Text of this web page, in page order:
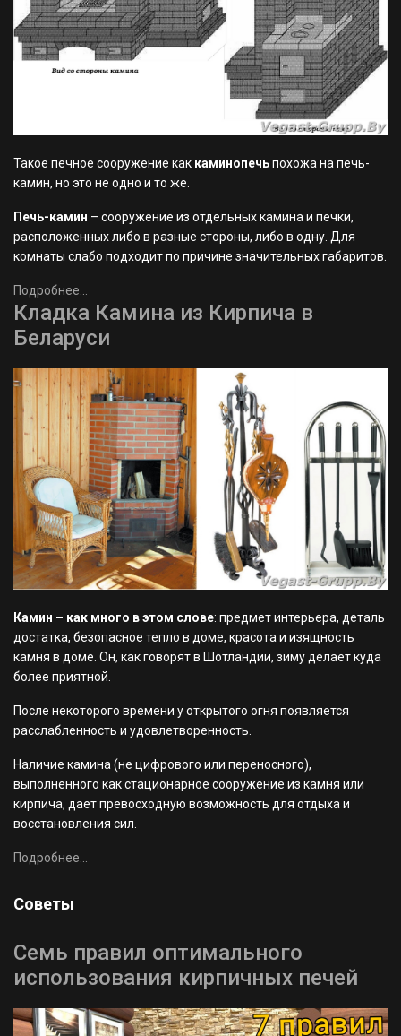
Такое печное сооружение как каминопечьпохожа на печь-
камин, но это не одно и то же.
Печь-камин – сооружение из отдельных камина и печки,
расположенных либо в разные стороны, либо в одну. Для
комнаты слабо подходит по причине значительных габаритов.
Подробнее...
Кладка Камина из Кирпича в
Беларуси
Камин – как много в этом слове: предмет интерьера, деталь
достатка, безопасное тепло в доме, красота и изящность
камня в доме. Он, как говорят в Шотландии, зиму делает куда
более приятной.
После некоторого времени у открытого огня появляется
расслабленность и удовлетворенность.
Наличие камина (не цифрового или переносного),
выполненного как стационарное сооружение из камня или
кирпича, дает превосходную возможность для отдыха и
восстановления сил.
Подробнее...
Советы
Семь правил оптимального
использования кирпичных печей